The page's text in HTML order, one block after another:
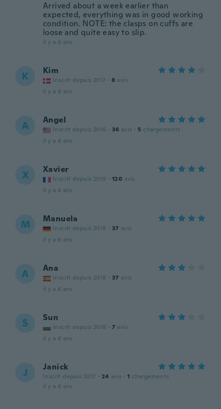
Arrived about a week earlier than
expected, everything was in good working
condition. NOTE: the clasps on cuffs are
loose and quite easy to slip.
il y a 6 ans
K Kim
Inscrit depuis 2017 · 8 avis
il y a 6 ans
A Angel
Inscrit depuis 2016 · 36 avis · 5 chargements
il y a 6 ans
X Xavier
Inscrit depuis 2019 · 120 avis
il y a 6 ans
M Manuela
Inscrit depuis 2018 · 37 avis
il y a 6 ans
A Ana
Inscrit depuis 2018 · 37 avis
il y a 6 ans
S Sun
Inscrit depuis 2018 · 7 avis
il y a 6 ans
J Janick
Inscrit depuis 2017 · 24 avis · 1 chargements
il y a 6 ans